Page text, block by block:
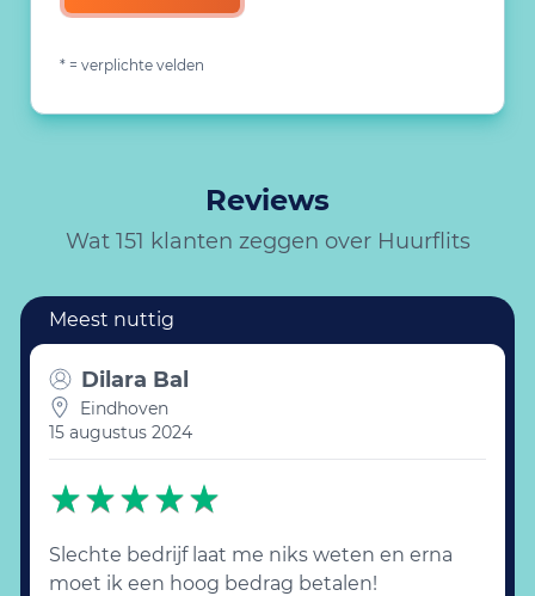
* = verplichte velden
Reviews
Wat 151 klanten zeggen over Huurflits
Dilara Bal
Eindhoven
15 augustus 2024
Slechte bedrijf laat me niks weten en erna
moet ik een hoog bedrag betalen!